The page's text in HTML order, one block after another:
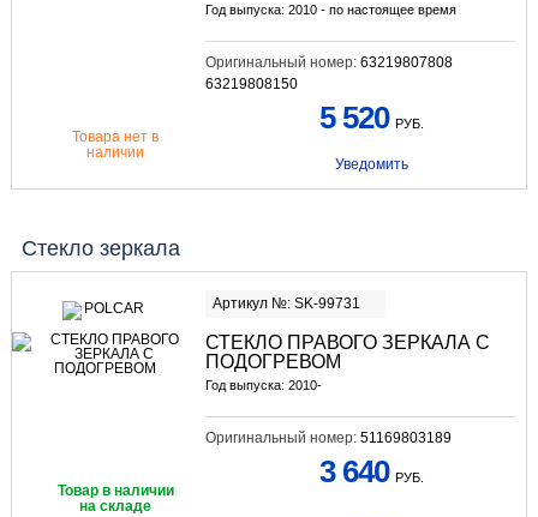
Год выпуска: 2010 - по настоящее время
Оригинальный номер: 63219807808
63219808150
Товара нет в
наличии
5 520 РУБ.
Уведомить
Стекло зеркала
Артикул №: SK-99731
СТЕКЛО ПРАВОГО ЗЕРКАЛА С
ПОДОГРЕВОМ
Год выпуска: 2010-
Оригинальный номер: 51169803189
Товар в наличии
на складе
3 640 РУБ.